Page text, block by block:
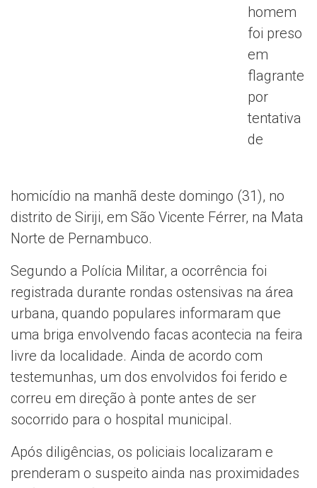
homem
foi preso
em
flagrante
por
tentativa
de
homicídio na manhã deste domingo (31), no
distrito de Siriji, em São Vicente Férrer, na Mata
Norte de Pernambuco.
Segundo a Polícia Militar, a ocorrência foi
registrada durante rondas ostensivas na área
urbana, quando populares informaram que
uma briga envolvendo facas acontecia na feira
livre da localidade. Ainda de acordo com
testemunhas, um dos envolvidos foi ferido e
correu em direção à ponte antes de ser
socorrido para o hospital municipal.
Após diligências, os policiais localizaram e
prenderam o suspeito ainda nas proximidades